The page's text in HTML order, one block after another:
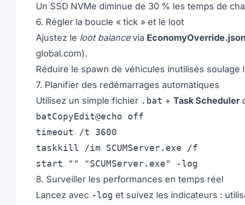
Un SSD NVMe diminue de 30 % les temps de
6. Régler la boucle « tick » et le loot
Ajustez le loot balancevia EconomyOverride.json
global.com).
Réduire le spawn de véhicules inutilisés soulage
7. Planifier des redémarrages automatiques
Utilisez un simple fichier .bat + Task Scheduler
batCopyEdit@echo off
timeout /t 3600
taskkill /im SCUMServer.exe /f
8. Surveiller les performances en temps réel
Lancez avec -log et suivez les indicateurs :